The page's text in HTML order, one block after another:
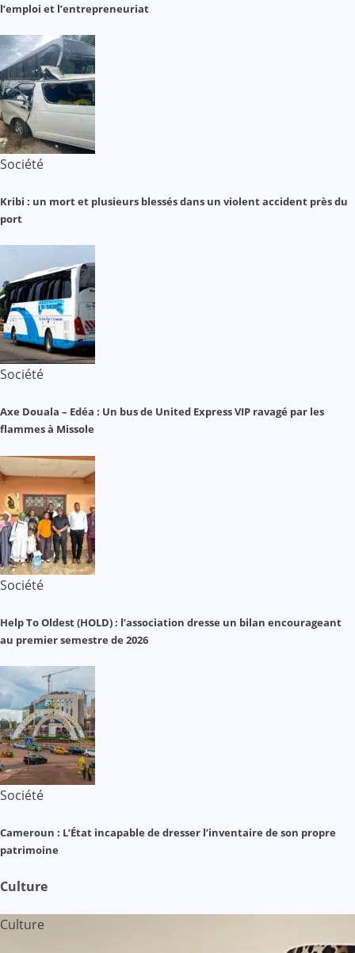
l’emploi et l’entrepreneuriat
Société
Kribi : un mort et plusieurs blessés dans un violent accident près du
port
Société
Axe Douala – Edéa : Un bus de United Express VIP ravagé par les
flammes à Missole
Société
Help To Oldest (HOLD) : l’association dresse un bilan encourageant
au premier semestre de 2026
Société
Cameroun : L’État incapable de dresser l’inventaire de son propre
patrimoine
Culture
Culture